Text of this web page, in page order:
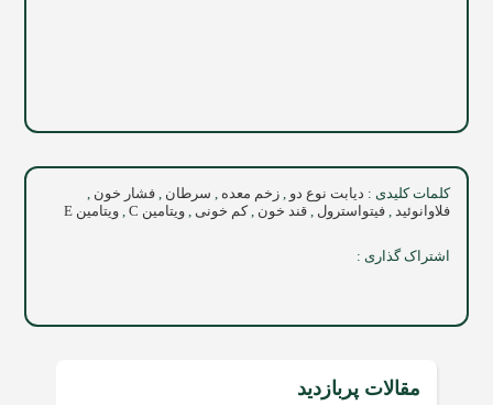
کلمات کلیدی : دیابت نوع دو ,زخم معده , سرطان ,فشار خون ,
فلاوانوئید ,فیتواسترول ,قند خون ,کم خونی ,ویتامین C ,ویتامین E
اشتراک گذاری :
مقالات پربازدید